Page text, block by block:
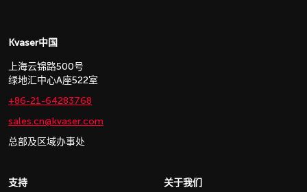
Kvaser中国
上海云锦路500号
绿地汇中心A座522室
+86-21-64283768
sales.cn@kvaser.com
总部及区域办事处
支持 关于我们